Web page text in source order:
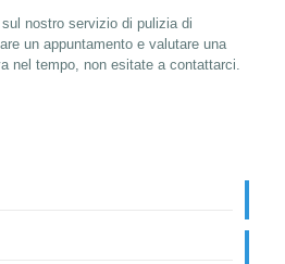
nostro servizio di pulizia di
un appuntamento e valutare una
nel tempo, non esitate a contattarci.